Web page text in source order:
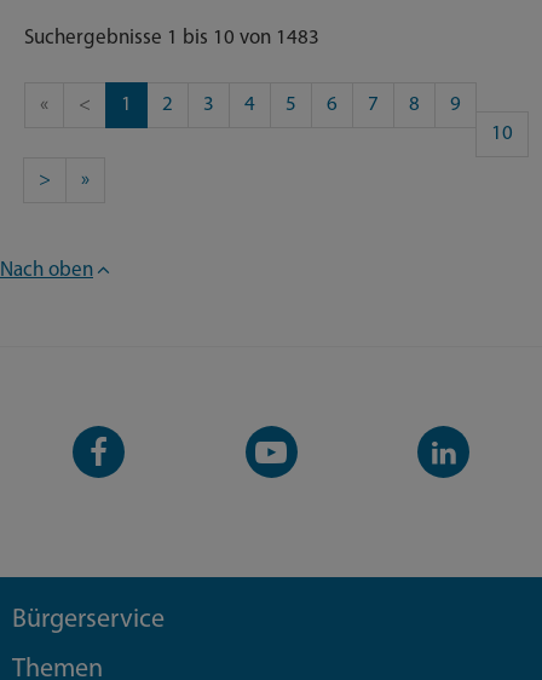
Suchergebnisse 1 bis 10 von 1483
« < 1 2 3 4 5 6 7 8
9
10
> »
Nach oben
Facebook-
Seite
YouTube-
Kanal
LinkedIn-
Kanal
Bürgerservice
Themen